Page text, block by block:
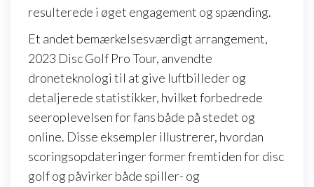
resulterede i øget engagement og spænding.
Et andet bemærkelsesværdigt arrangement,
2023 Disc Golf Pro Tour, anvendte
droneteknologi til at give luftbilleder og
detaljerede statistikker, hvilket forbedrede
seeroplevelsen for fans både på stedet og
online. Disse eksempler illustrerer, hvordan
scoringsopdateringer former fremtiden for disc
golf og påvirker både spiller- og